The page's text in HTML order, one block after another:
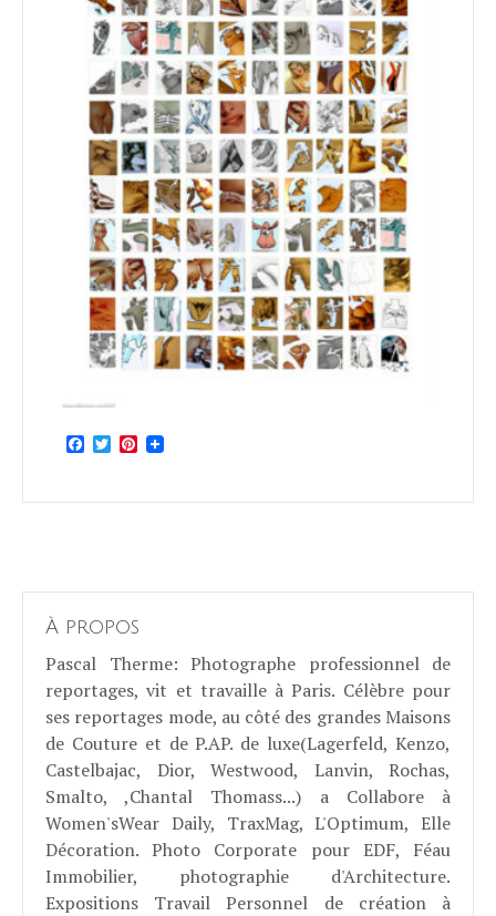
Facebook
TwitterPinterest
À propos
Pascal Therme: Photographe professionnel de
reportages, vit et travaille à Paris. Célèbre pour
ses reportages mode, au côté des grandes Maisons
de Couture et de P.AP. de luxe(Lagerfeld, Kenzo,
Castelbajac, Dior, Westwood, Lanvin, Rochas,
Smalto, ,Chantal Thomass...) a Collabore à
Women'sWear Daily, TraxMag, L'Optimum, Elle
Décoration. Photo Corporate pour EDF, Féau
Immobilier, photographie d'Architecture.
Expositions Travail Personnel de création à